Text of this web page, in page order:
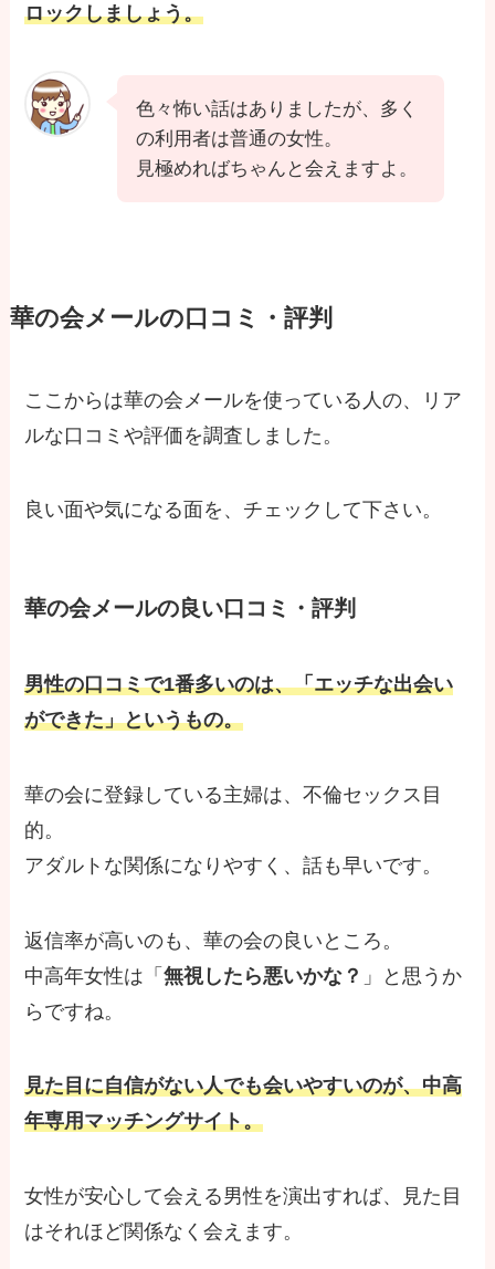
ロックしましょう。
色々怖い話はありましたが、多く
の利用者は普通の女性。
見極めればちゃんと会えますよ。
華の会メールの口コミ・評判
ここからは華の会メールを使っている人の、リア
ルな口コミや評価を調査しました。
良い面や気になる面を、チェックして下さい。
華の会メールの良い口コミ・評判
男性の口コミで1番多いのは、「エッチな出会い
ができた」というもの。
華の会に登録している主婦は、不倫セックス目
的。
アダルトな関係になりやすく、話も早いです。
返信率が高いのも、華の会の良いところ。
中高年女性は「無視したら悪いかな？ 」と思うか
らですね。
見た目に自信がない人でも会いやすいのが、中高
年専用マッチングサイト。
女性が安心して会える男性を演出すれば、見た目
はそれほど関係なく会えます。